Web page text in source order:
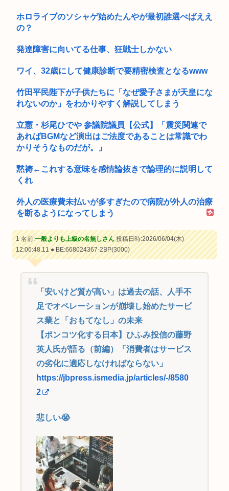
ホロライブのソシャゲ始めたんやが最初誰選べばええ
の？
発達障害に向いてる仕事、狂戦士しかない
ワイ、32歳にして健康診断で要精密検査となるwww
竹田平民陛下が子供たちに「なぜ愛子さまが天皇にな
れないのか」をわかりやすく解説してしまう
立憲・杉尾ひでや 参議院議員【公式】「震災関連で
あればBGMなど演出はご法度であることは常識でわ
かりそうなものだが。」
黙祷←これする意味を感情論抜きで論理的に説明して
くれ
外人の医療費未払いが多すぎたので病院が外人の治療
を断るようになってしまう
1 名前:一般よりも上級の名無しさん投稿日時:2026/06/04(木)
12:06:48.11 ● BE:668024367-2BP(3000)
「安いけど質が高い」は過去の話、人手不
足でオペレーションが崩壊し始めたサービ
ス業と「おもてなし」の未来
【ポンコツ化する日本】ひふみ投信の藤野
英人氏が語る（前編）「消費者はサービス
の劣化に適応しなければならない」
https://jbpress.ismedia.jp/articles/-/8580
2
悲しい😭